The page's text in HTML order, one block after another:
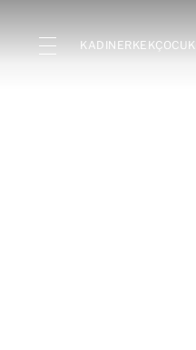
KADIN ERKEKÇOCUK